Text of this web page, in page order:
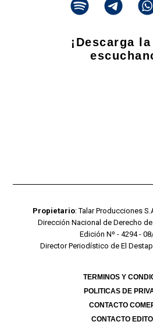
¡Descarga
Propietario: Talar Producciones
Dirección Nacional de Derecho
Edición Nº - 4294 -
Director Periodístico de El
TERMINOS Y
POLITICAS DE
CONTACTO
CONTACTO